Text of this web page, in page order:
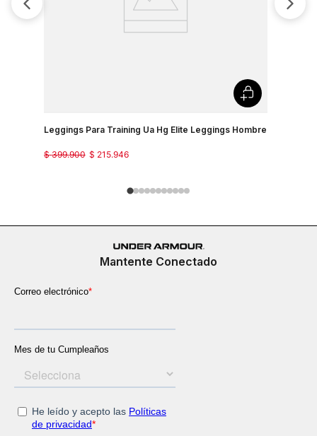
Leggings Para Training Ua Hg Elite Leggings Hombre
$ 215.946
$ 399.900
Mantente Conectado